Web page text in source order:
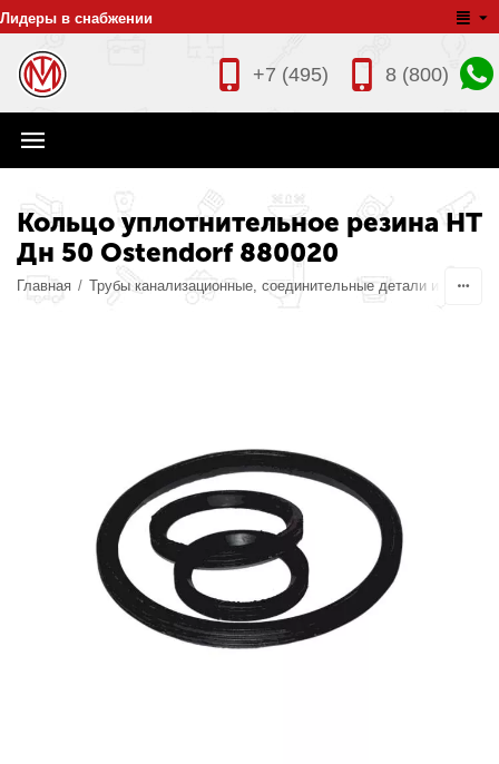
Лидеры в снабжении
8 (800)
+7 (495)
Кольцо уплотнительное резина HT
Дн 50 Ostendorf 880020
Главная / Трубы канализационные, соединительные детали и изделия